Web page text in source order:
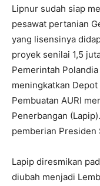
Lipnur sudah siap
pesawat pertanian
yang lisensinya
proyek senilai 1,5
Pemerintah
meningkatkan
Pembuatan AURI
Penerbangan
pemberian Presiden
Lapip diresmikan
diubah menjadi